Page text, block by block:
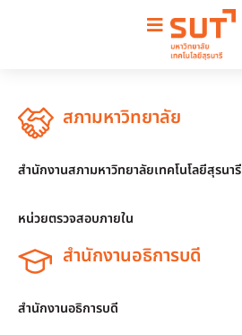
สภามหาวิทยาลัย
สำนักงานสภามหาวิทยาลัยเทคโนโลยีสุรนารี
หน่วยตรวจสอบภายใน
สำนักงานอธิการบดี
สำนักงานอธิการบดี